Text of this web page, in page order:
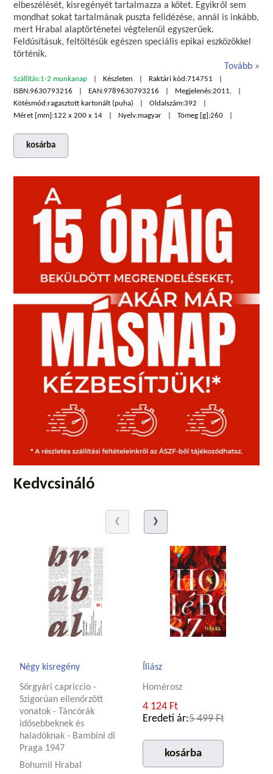
elbeszélését, kisregényét tartalmazza a kötet. Egyikről sem
mondhat sokat tartalmának puszta felidézése, annál is inkább,
mert Hrabal alaptörténetei végtelenül egyszerűek.
Feldúsításuk, feltöltésük egészen speciális epikai eszközökkel
történik.
Tovább
Szállítás:1-2 munkanap Készleten Raktári kód:714751
ISBN:9630793216 EAN:9789630793216 Megjelenés:2011.
Kötésmód:ragasztott kartonált (puha) Oldalszám:392
Méret [mm]:122 x 200 x 14 Nyelv:magyar Tömeg [g]:260
kosárba
Kedvcsináló
Négy kisregény
Sörgyári capriccio -
Szigorúan ellenőrzött
vonatok - Táncórák
idősebbeknek és
haladóknak - Bambini di
Praga 1947
Bohumil Hrabal
Íliász
Homérosz
4 124 Ft
Eredeti ár:5 499 Ft
kosárba